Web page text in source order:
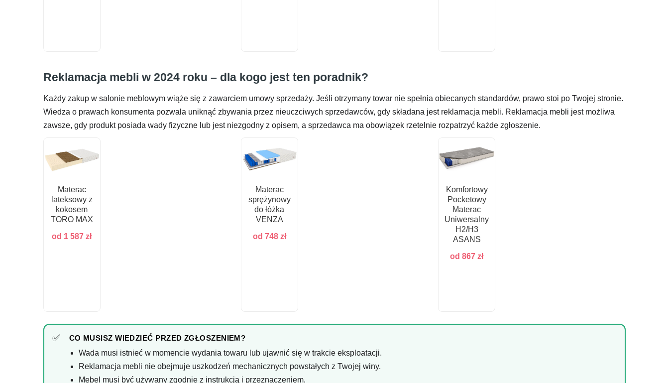
Reklamacja mebli w 2024 roku – dla kogo jest ten poradnik?
Każdy zakup w salonie meblowym wiąże się z zawarciem umowy sprzedaży. Jeśli otrzymany towar nie spełnia obiecanych standardów, prawo stoi po Twojej stronie.
Wiedza o prawach konsumenta pozwala uniknąć zbywania przez nieuczciwych sprzedawców, gdy składana jest reklamacja mebli. Reklamacja mebli jest możliwa
zawsze, gdy produkt posiada wady fizyczne lub jest niezgodny z opisem, a sprzedawca ma obowiązek rzetelnie rozpatrzyć każde zgłoszenie.
Materac
lateksowy z
kokosem
TORO MAX
od 1 587zł
Materac
sprężynowy
do łóżka
VENZA
od 748 zł
Komfortowy
Pocketowy
Materac
Uniwersalny
H2/H3
ASANS
od867zł
CO MUSISZ WIEDZIEĆ PRZED ZGŁOSZENIEM?
Wada musi istnieć w momencie wydania towaru lub ujawnić się w trakcie eksploatacji.
Reklamacja mebli nie obejmuje uszkodzeń mechanicznych powstałych z Twojej winy.
Mebel musi być używany zgodnie z instrukcją i przeznaczeniem.